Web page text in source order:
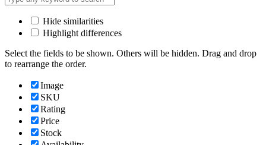
Hide similarities
Highlight differences
Select the fields to be shown. Others will be hidden. Drag and drop
to rearrange the order.
Image
SKU
Rating
Price
Stock